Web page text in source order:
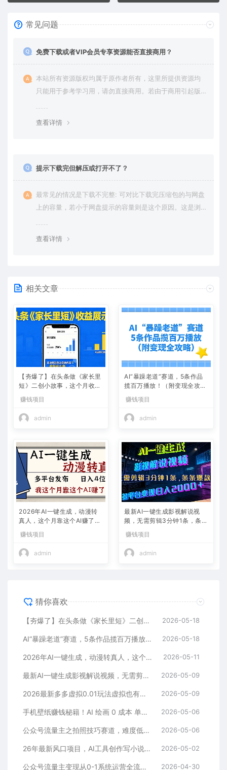
常见问题
免费下载或者VIP会员专享资源能否直接商用？
本站所有资源版权均属于原作者所有，这里所提供资源均
只能用于参考学习用，请勿直接商用。若由于商用引起版
查看详情
提示下载完但解压或打开不了？
最常见的情况是下载不完整: 可对比下载完压缩包的与网盘
上的容量，若小于网盘提示的容量则是这个原因。这是浏
查看详情
相关文章
【夯爆了】在头条做《家长里
短》二创小故事，这个月收益
2w+
赚钱项目
admin
AI“暴躁老道”赛道，5条作品
揽百万播放！（附变现全攻
略）
赚钱项目
admin
2026年AI一键生成，动漫转
真人，这个月靠这个AI赚了2
赚钱项目
admin
最新AI一键生成影视解说视
频，无需剪辑3分钟1条，条条
+
赚钱项目
admin
猜你喜欢
【夯爆了】在头条做《家长里短》二创小故事，这个月收益2w+ 2026-05-18
AI“暴躁老道”赛道，5条作品揽百万播放！（附变现全攻略） 2026-05-18
2026年AI一键生成，动漫转真人，这个月靠这个AI赚了2W+ 2026-05-11
最新AI一键生成影视解说视频，无需剪辑3分钟1条，条条爆款，多平台变现日入2000+ 2026-05-09
2026最新多多虚拟0.01玩法虚拟也有新门路轻松日入2500! 2026-05-09
手机壁纸赚钱秘籍！AI 绘画 0 成本 单店狂销 3.8 万单 2026-05-06
公众号流量主之拍照技巧赛道，难度低+流量大，起号第一篇就爆了10w阅读！ 2026-05-06
26年最新风口项目，AI工具创作写小说，轻松实现日入1000+ 2026-05-02
公众号流量主变现从0-1系统运营全流程讲解！ 2026-04-30